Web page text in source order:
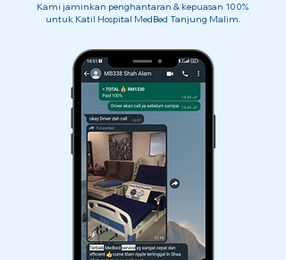
Kami jaminkan penghantaran & kepuasan 100%
untuk Katil Hospital MedBed Tanjung Malim.